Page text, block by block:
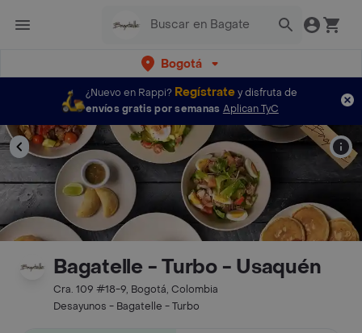
Bogotá
¿Nuevo en Rappi? Regístratey disfruta de
envíos gratis por semanas Aplican TyC
Bagatelle - Turbo - Usaquén
Cra. 109 #18-9, Bogotá, Colombia
Desayunos - Bagatelle - Turbo